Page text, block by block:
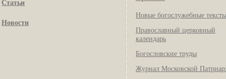
Статьи
Новости
Новые богослужебные тексты
Православный церковный
календарь
Богословские труды
Журнал Московской